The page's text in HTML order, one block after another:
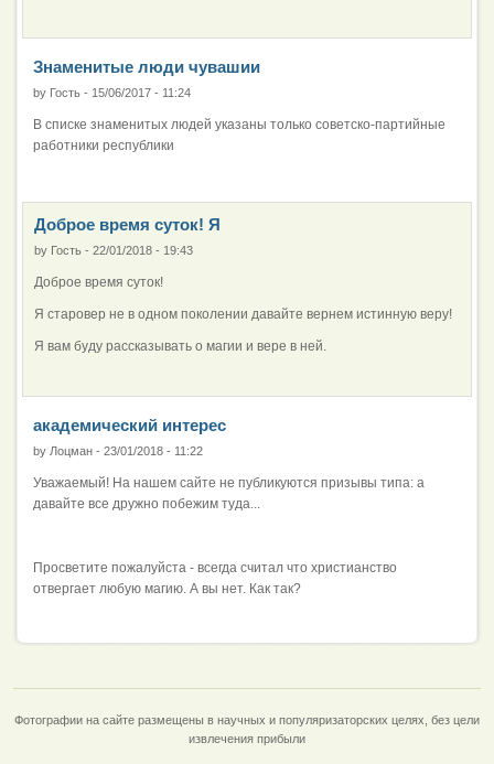
Знаменитые люди чувашии
by Гость - 15/06/2017 - 11:24
В списке знаменитых людей указаны только советско-партийные
работники республики
Доброе время суток! Я
by Гость - 22/01/2018 - 19:43
Доброе время суток!
Я старовер не в одном поколении давайте вернем истинную веру!
Я вам буду рассказывать о магии и вере в ней.
академический интерес
by Лоцман - 23/01/2018 - 11:22
Уважаемый! На нашем сайте не публикуются призывы типа: а
давайте все дружно побежим туда...
Просветите пожалуйста - всегда считал что христианство
отвергает любую магию. А вы нет. Как так?
Фотографии на сайте размещены в научных и популяризаторских целях, без цели
извлечения прибыли